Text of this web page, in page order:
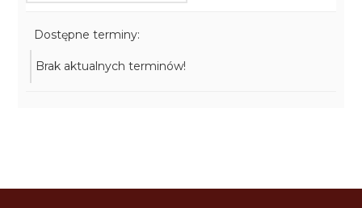
Dostępne terminy:
Brak aktualnych terminów!